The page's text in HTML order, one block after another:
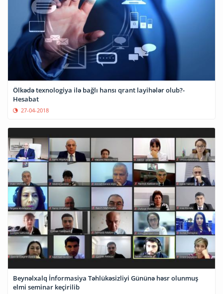
Ölkədə texnologiya ilə bağlı hansı qrant layihələr olub?-
Hesabat
27-04-2018
Beynəlxalq İnformasiya Təhlükəsizliyi Gününə həsr olunmuş
elmi seminar keçirilib